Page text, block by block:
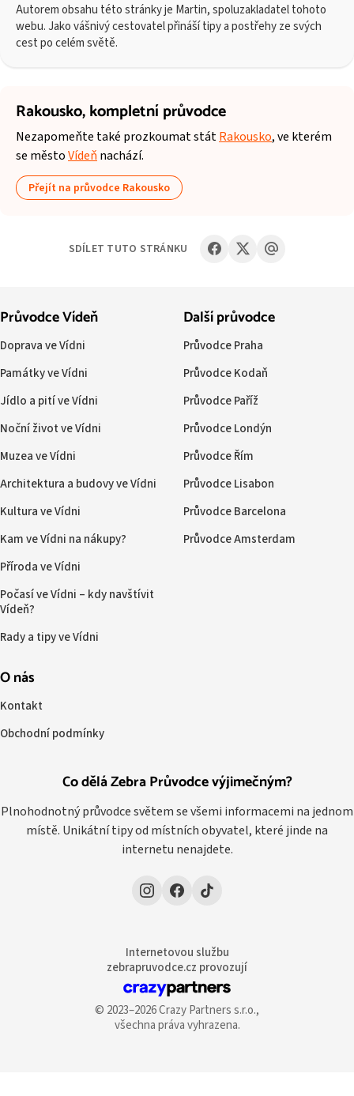
Autorem obsahu této stránky je Martin, spoluzakladatel tohoto
webu. Jako vášnivý cestovatel přináší tipy a postřehy ze svých
cest po celém světě.
Rakousko,kompletní průvodce
Nezapomeňte také prozkoumat státRakousko, ve kterém
se městoVídeň nachází.
Přejít na průvodce Rakousko
SDÍLET TUTO STRÁNKU
Co dělá Zebra Průvodce výjimečným?
Plnohodnotný průvodce světem se všemi informacemi na jednom
místě. Unikátní tipy od místních obyvatel, které jinde na
internetu nenajdete.
Průvodce Vídeň
Doprava ve Vídni
Památky ve Vídni
Jídlo a pití ve Vídni
Noční život ve Vídni
Muzea ve Vídni
Architektura a budovy ve Vídni
Kultura ve Vídni
Kam ve Vídni na nákupy?
Příroda ve Vídni
Počasí ve Vídni – kdy navštívit
Vídeň?
Rady a tipy ve Vídni
Další průvodce
Průvodce Praha
Průvodce Kodaň
Průvodce Paříž
Průvodce Londýn
Průvodce Řím
Průvodce Lisabon
Průvodce Barcelona
Průvodce Amsterdam
O nás
Kontakt
Obchodní podmínky
Internetovou službu
zebrapruvodce.cz provozují
© 2023–2026 Crazy Partners s.r.o.,
všechna práva vyhrazena.